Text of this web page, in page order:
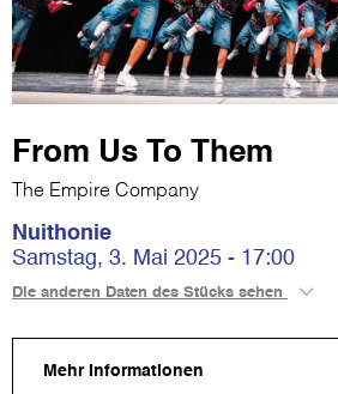
From Us To Them
The Empire Company
Nuithonie
Samstag, 3. Mai 2025 - 17:00
Die anderen Daten des Stücks sehen
Mehr Informationen